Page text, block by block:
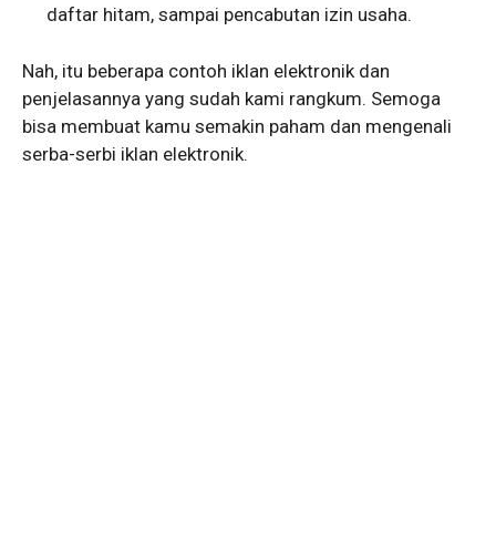
daftar hitam, sampai pencabutan izin usaha.
Nah, itu beberapa contoh iklan elektronik dan
penjelasannya yang sudah kami rangkum. Semoga
bisa membuat kamu semakin paham dan mengenali
serba-serbi iklan elektronik.